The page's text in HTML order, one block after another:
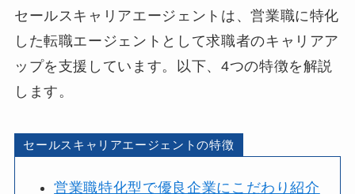
セールスキャリアエージェントは、営業職に特化
した転職エージェントとして求職者のキャリアア
ップを支援しています。以下、4つの特徴を解説
します。
セールスキャリアエージェントの特徴
営業職特化型で優良企業にこだわり紹介